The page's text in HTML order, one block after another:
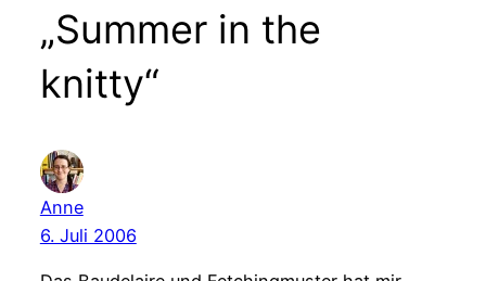
„Summer in the
knitty“
Anne
6. Juli 2006